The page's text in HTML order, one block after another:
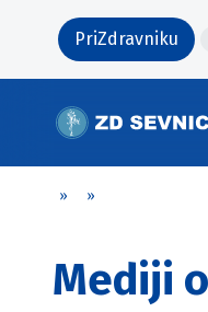
PriZdravniku
» »
Mediji